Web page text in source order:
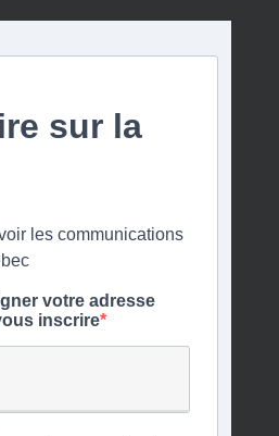
sur la
les communications
votre adresse
inscrire